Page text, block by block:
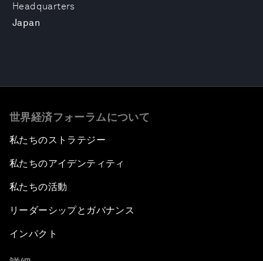
Headquarters
Japan
世界経済フォーラムについて
私たちのストラテジー
私たちのアイデンティティ
私たちの活動
リーダーシップとガバナンス
インパクト